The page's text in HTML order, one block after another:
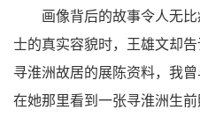
画像背后的故事令人无
士的真实容貌时，王雄文却
寻淮洲故居的展陈资料，我
在她那里看到一张寻淮洲生